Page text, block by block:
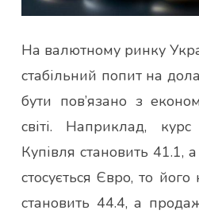
На валютному ринку
стабільний попит на
бути пов’язано з
світі. Наприклад,
Купівля становить
стосується Євро, то його
становить 44.4, а